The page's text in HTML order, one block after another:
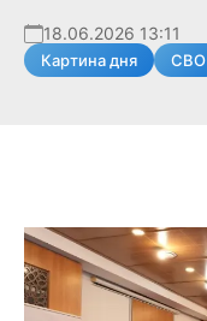
18.06.2026 13:11
Картина дня СВО